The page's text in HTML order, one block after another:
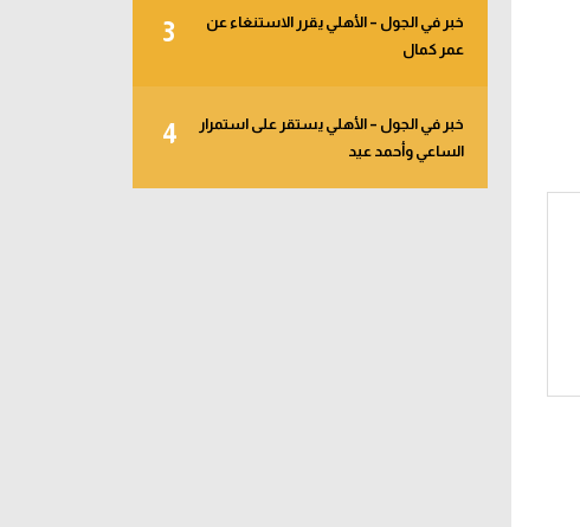
3
خبر في الجول – الأهلي يقرر الاستنغاء عن
عمر كمال
4
خبر في الجول – الأهلي يستقر على استمرار
الساعي وأحمد عيد